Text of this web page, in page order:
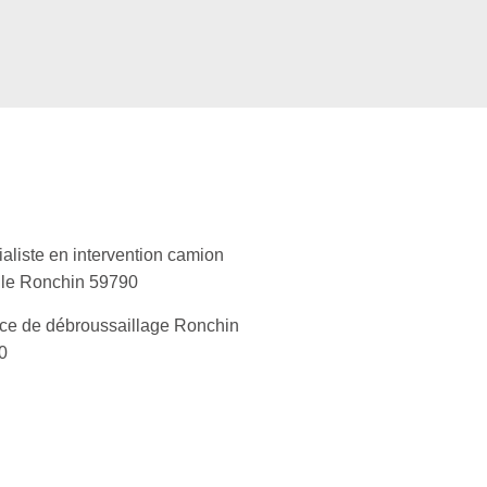
en intervention camion
Ronchin 59790
de débroussaillage Ronchin